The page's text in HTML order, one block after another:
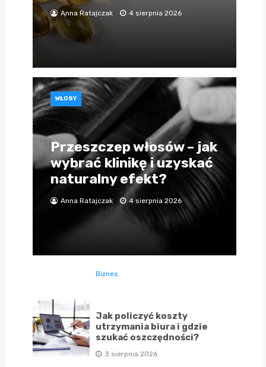
Anna Ratajczak 4 sierpnia 2026
WŁOSY
Przeszczep włosów – jak
wybrać klinikę i uzyskać
naturalny efekt?
Anna Ratajczak 4 sierpnia 2026
Biznes
Jak policzyć koszty
utrzymania biura i gdzie
szukać oszczędności?
3 sierpnia 2026